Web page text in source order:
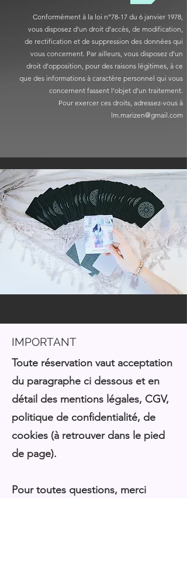
Conformément à la loi n°78-17 du 6 janvier 1978,
vous disposez d’un droit d’accès, de modification,
de rectification et de suppression des données qui
vous concernent. Par ailleurs, vous disposez d’un
droit d’opposition, pour des raisons légitimes, à ce
que des informations à caractère personnel qui vous
concernent fassent l’objet d’un traitement.
Pour exercer ces droits, adressez-vous à
lm.marizen@gmail.com
IMPORTANT
Toute réservation vaut acceptation
du paragraphe ci dessous et en
détail des mentions légales, CGV,
politique de confidentialité, de
cookies (à retrouver dans le pied
de page).
Pour toutes questions, merci